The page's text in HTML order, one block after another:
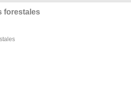
forestales